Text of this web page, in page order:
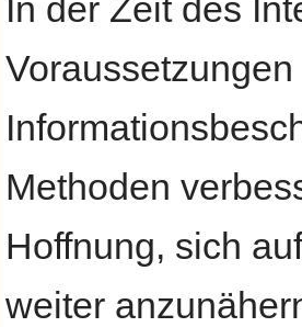
In der Zeit des
Methoden
Hoffnung, sich
weiter